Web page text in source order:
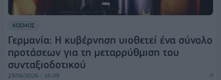
ΚΟΣΜΟΣ
Γερμανία: Η κυβέρνηση υιοθετεί ένα σύνολο
προτάσεων για τη μεταρρύθμιση του
συνταξιοδοτικού
23/06/2026 - 16:09